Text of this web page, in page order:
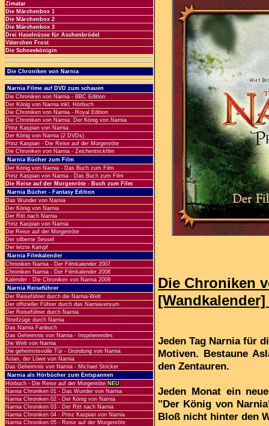
Zimatar
Die Märchenbox 1
Die Märchenbox 2
Die Märchenbox 3
Drei Haselnüsse für Aschenbrödel
Väterchen Frost
Die Schneekönigin
Die Chroniken von Narnia
Narnia Filme auf DVD zum schauen
Die Chroniken von Narnia - BBC Edition
Der König von Narnia inkl. Hörbuch
Die Chroniken von Narnia - Royal Edition
Die Chroniken von Narnia: Der König von Narnia
Prinz Kaspian von Narnia
Der König von Narnia (2 DVDs)
Prinz Kaspian - Die Reise auf der Morgenröte
Die Chroniken von Narnia - Zeichentrickfilm
Narnia Bücher zum Film
Der König von Narnia - Das Buch zum Film
Prinz Kaspian von Narnia - Das Buch zum Film
Die Reise auf der Morgenröte - Buch zum Film
Narnia Bücher - Fantasy Edition
Das Wunder von Narnia
Der König von Narnia
Der Ritt nach Narnia
Prinz Kaspian von Narnia
Die Reise auf der Morgenröte
Der silberne Sessel
Der letzte Kampf
Narnia Filmkalender
Chroniken Narnia - Der Filmkalender 2007
Chroniken Narnia - Der Filmkalender 2008
Kalender - Die Chroniken von Narnia 2009
Narnia Reiseführer
Der Reiseführer durch die Narnia-Welt
Der offizieller Führer durch das Narniaversum
Der Reiseführer durch Narnia
Streifzüge durch Narnia
Das Narnia Fanbuch
Das Geheimnis von Narnia - Inspirierendes
Die Welt von Narnia
Die geheimnisvolle Tür - Gründung von Narnia
Aslan, der Löwe von Narnia
Das Geheimnis von Narnia - Michael Stricker
Narnia als Hörbücher zum Entspannen
Hörbuch - Die Reise auf der Morgenröte NEU
Narnia Chroniken 01 - Das Wunder von Narnia
Narnia Chroniken 02 - Der König von Narnia
Narnia Chroniken 03 - Der Ritt nach Narnia
Narnia Chroniken 04 - Prinz Kaspian von Narnia
Narnia Chroniken 05 - Reise auf der Morgenröte
Die Chroniken
Jeden Tag Narnia für
Motiven. Bestaune
den Zentauren.
Jeden Monat ein
"Der König von
Bloß nicht hinter den